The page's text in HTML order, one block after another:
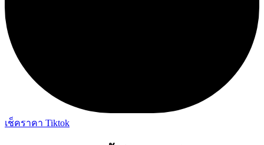
เช็คราคา Tiktok